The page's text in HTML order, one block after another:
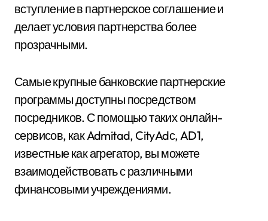
вступление в партнерское соглашение и
делает условия партнерства более
прозрачными.
Самые крупные банковские партнерские
программы доступны посредством
посредников. С помощью таких онлайн-
сервисов, как Admitad, CityAdс, AD1,
известные как агрегатор, вы можете
взаимодействовать с различными
финансовыми учреждениями.